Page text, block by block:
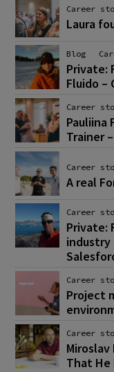
Career
Laura
Blog
Private:
Fluido –
Career
Pauliina
Trainer
Career
A real
Career
Private:
industry
Career
Project
Career
That He